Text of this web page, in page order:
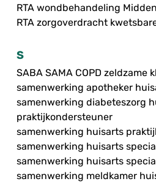
RTA wondbehandeling
RTA zorgoverdracht
S
SABA SAMA COPD zeldzame
samenwerking apotheker
samenwerking diabeteszorg
praktijkondersteuner
samenwerking huisarts
samenwerking huisarts
samenwerking huisarts
samenwerking meldkamer